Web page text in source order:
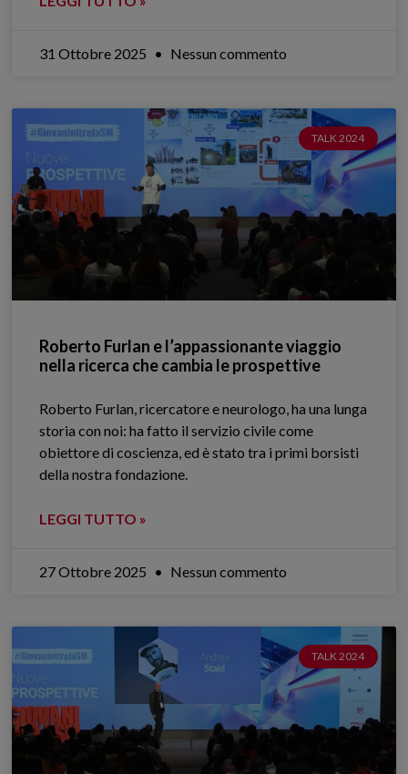
31 Ottobre 2025 Nessun commento
TALK 2024
Roberto Furlan e l’appassionante viaggio
nella ricerca che cambia le prospettive
Roberto Furlan, ricercatore e neurologo, ha una lunga
storia con noi: ha fatto il servizio civile come
obiettore di coscienza, ed è stato tra i primi borsisti
della nostra fondazione.
LEGGI TUTTO »
27 Ottobre 2025 Nessun commento
TALK 2024